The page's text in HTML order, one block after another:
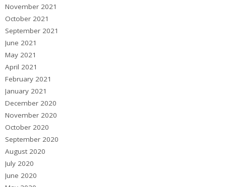
November 2021
October 2021
September 2021
June 2021
May 2021
April 2021
February 2021
January 2021
December 2020
November 2020
October 2020
September 2020
August 2020
July 2020
June 2020